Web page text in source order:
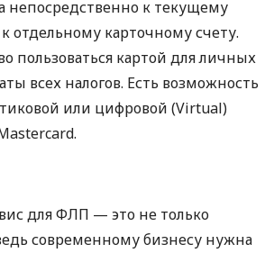
непосредственно к текущему
отдельному карточному счету.
пользоваться картой для личных
всех налогов. Есть возможность
или цифровой (Virtual)
для ФЛП — это не только
современному бизнесу нужна